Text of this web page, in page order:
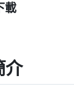
載
介